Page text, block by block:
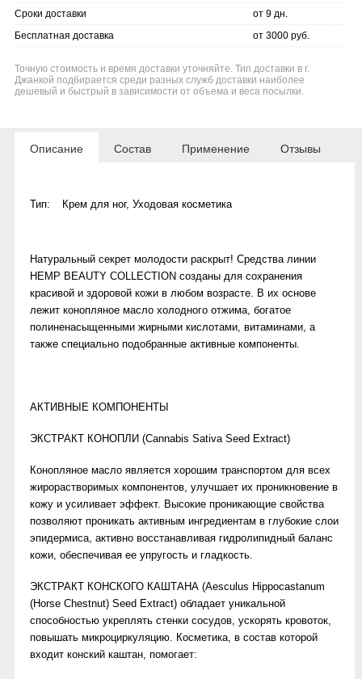
Сроки доставки
от 9 дн.
Бесплатная доставка
от 3000 руб.
Точную стоимость и время доставки уточняйте. Тип доставки в г.
Джанкой подбирается среди разных служб доставки наиболее
дешевый и быстрый в зависимости от объема и веса посылки.
Описание Состав Применение Отзывы
Тип: Крем для ног, Уходовая косметика
Натуральный секрет молодости раскрыт! Средства линии
HEMP BEAUTY COLLECTION созданы для сохранения
красивой и здоровой кожи в любом возрасте. В их основе
лежит конопляное масло холодного отжима, богатое
полиненасыщенными жирными кислотами, витаминами, а
также специально подобранные активные компоненты.
АКТИВНЫЕ КОМПОНЕНТЫ
ЭКСТРАКТ КОНОПЛИ (Cannabis Sativa Seed Extract)
Конопляное масло является хорошим транспортом для всех
жирорастворимых компонентов, улучшает их проникновение в
кожу и усиливает эффект. Высокие проникающие свойства
позволяют проникать активным ингредиентам в глубокие слои
эпидермиса, активно восстанавливая гидролипидный баланс
кожи, обеспечивая ее упругость и гладкость.
ЭКСТРАКТ КОНСКОГО КАШТАНА (Aesculus Hippocastanum
(Horse Chestnut) Seed Extract) обладает уникальной
способностью укреплять стенки сосудов, ускорять кровоток,
повышать микроциркуляцию. Косметика, в состав которой
входит конский каштан, помогает: